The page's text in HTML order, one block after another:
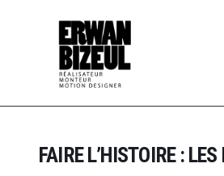
FAIRE L’HISTOIRE :
PORTFOLIO
TIMELINE
LAB